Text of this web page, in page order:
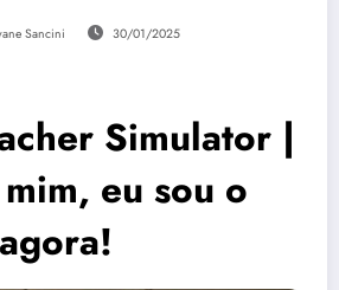
Sancini 30/01/2025
Simulator |
eu sou o